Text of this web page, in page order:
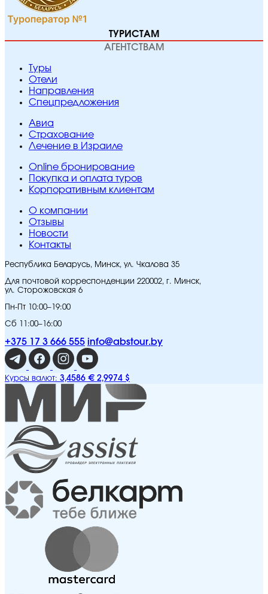
ТУРИСТАМ
АГЕНТСТВАМ
Туры
Отели
Направления
Спецпредложения
Авиа
Страхование
Лечение в Израиле
Online бронирование
Покупка и оплата туров
Корпоративным клиентам
O компании
Отзывы
Новости
Контакты
Республика Беларусь, Минск, ул. Чкалова 35
Для почтовой корреспонденции 220002, г. Минск,
ул. Сторожовская 6
Пн-Пт 10:00–19:00
Сб 11:00–16:00
+375 17 3 666 555 info@abstour.by
Курсы валют: 3,4586 € 2,9974 $